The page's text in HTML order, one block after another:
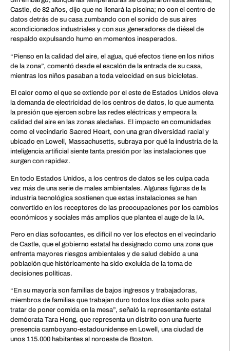
Castle, de 82 años, dijo que no llenará la piscina; no con el centro de
datos detrás de su casa zumbando con el sonido de sus aires
acondicionados industriales y con sus generadores de diésel de
respaldo expulsando humo en momentos inesperados.
“Pienso en la calidad del aire, el agua, qué efectos tiene en los niños
de la zona”, comentó desde el escalón de la entrada de su casa,
mientras los niños pasaban a toda velocidad en sus bicicletas.
El calor como el que se extiende por el este de Estados Unidos eleva
la demanda de electricidad de los centros de datos, lo que aumenta
la presión que ejercen sobre las redes eléctricas y empeora la
calidad del aire en las zonas aledañas. El impacto en comunidades
como el vecindario Sacred Heart, con una gran diversidad racial y
ubicado en Lowell, Massachusetts, subraya por qué la industria de la
inteligencia artificial siente tanta presión por las instalaciones que
surgen con rapidez.
En todo Estados Unidos, a los centros de datos se les culpa cada
vez más de una serie de males ambientales. Algunas figuras de la
industria tecnológica sostienen que estas instalaciones se han
convertido en los receptores de las preocupaciones por los cambios
económicos y sociales más amplios que plantea el auge de la IA.
Pero en días sofocantes, es difícil no ver los efectos en el vecindario
de Castle, que el gobierno estatal ha designado como una zona que
enfrenta mayores riesgos ambientales y de salud debido a una
población que históricamente ha sido excluida de la toma de
decisiones políticas.
“En su mayoría son familias de bajos ingresos y trabajadoras,
miembros de familias que trabajan duro todos los días solo para
tratar de poner comida en la mesa”, señaló la representante estatal
demócrata Tara Hong, que representa un distrito con una fuerte
presencia camboyano-estadounidense en Lowell, una ciudad de
unos 115.000 habitantes al noroeste de Boston.